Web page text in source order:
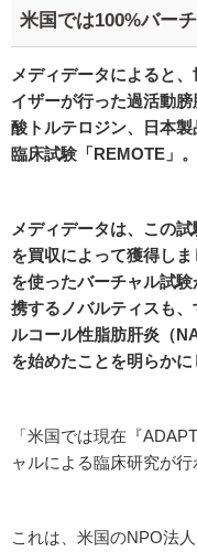
米国では100%バー
メディデータによると
イザーが行った過活動
酸トルテロジン、日本
臨床試験「REMOTE」。
メディデータは、この
を買収によって獲得し
を使ったバーチャル試
携するノバルティスも
ルコール性脂肪肝炎（
を始めたことを明らかに
「米国では現在『
ャルによる臨床研究が行
これは、米国のNPO法